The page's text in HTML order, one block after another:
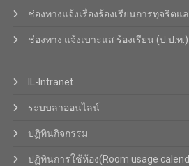
ช่องทางแจ้งเรื่องร้องเรียนการทุจริต
ช่องทาง แจ้งเบาะแส ร้องเรียน (ป.ป.ท.)
IL-Intranet
ระบบลาออนไลน์
ปฏิทินกิจกรรม
ปฏิทินการใช้ห้อง(Room usage